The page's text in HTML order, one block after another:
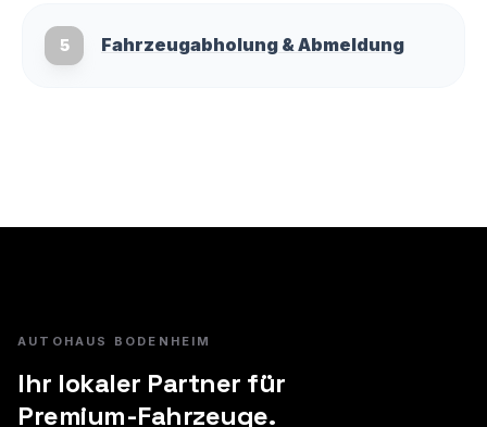
5 Fahrzeugabholung & Abmeldung
AUTOHAUS BODENHEIM
Ihr lokaler Partner für
Premium-Fahrzeuge.